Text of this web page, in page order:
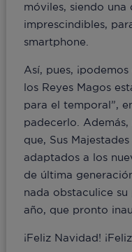
móviles, siendo una
imprescindibles,
smartphone.
Así, pues,
los Reyes Magos
para el temporal”,
padecerlo.
que, Sus
adaptados a los
de última
nada obstaculice
año, que pronto
¡Feliz Navidad!